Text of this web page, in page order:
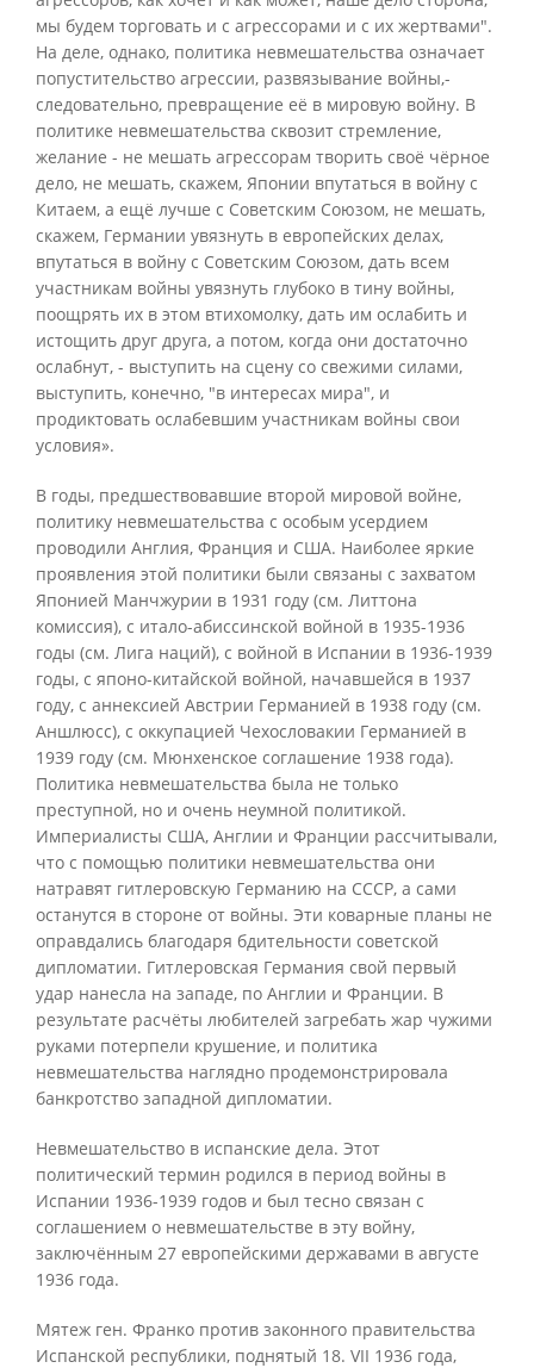
мы будем торговать и с агрессорами и с их жертвами".
На деле, однако, политика невмешательства означает
попустительство агрессии, развязывание войны,-
следовательно, превращение её в мировую войну. В
политике невмешательства сквозит стремление,
желание - не мешать агрессорам творить своё чёрное
дело, не мешать, скажем, Японии впутаться в войну с
Китаем, а ещё лучше с Советским Союзом, не мешать,
скажем, Германии увязнуть в европейских делах,
впутаться в войну с Советским Союзом, дать всем
участникам войны увязнуть глубоко в тину войны,
поощрять их в этом втихомолку, дать им ослабить и
истощить друг друга, а потом, когда они достаточно
ослабнут, - выступить на сцену со свежими силами,
выступить, конечно, "в интересах мира", и
продиктовать ослабевшим участникам войны свои
условия».
В годы, предшествовавшие второй мировой войне,
политику невмешательства с особым усердием
проводили Англия, Франция и США. Наиболее яркие
проявления этой политики были связаны с захватом
Японией Манчжурии в 1931 году (см. Литтона
комиссия), с итало-абиссинской войной в 1935-1936
годы (см. Лига наций), с войной в Испании в 1936-1939
годы, с японо-китайской войной, начавшейся в 1937
году, с аннексией Австрии Германией в 1938 году (см.
Аншлюсс), с оккупацией Чехословакии Германией в
1939 году (см. Мюнхенское соглашение 1938 года).
Политика невмешательства была не только
преступной, но и очень неумной политикой.
Империалисты США, Англии и Франции рассчитывали,
что с помощью политики невмешательства они
натравят гитлеровскую Германию на СССР, а сами
останутся в стороне от войны. Эти коварные планы не
оправдались благодаря бдительности советской
дипломатии. Гитлеровская Германия свой первый
удар нанесла на западе, по Англии и Франции. В
результате расчёты любителей загребать жар чужими
руками потерпели крушение, и политика
невмешательства наглядно продемонстрировала
банкротство западной дипломатии.
Невмешательство в испанские дела. Этот
политический термин родился в период войны в
Испании 1936-1939 годов и был тесно связан с
соглашением о невмешательстве в эту войну,
заключённым 27 европейскими державами в августе
1936 года.
Мятеж ген. Франко против законного правительства
Испанской республики, поднятый 18. VII 1936 года,